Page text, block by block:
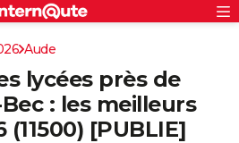
S'inscrire
Connexion
Aude
lycées près de
: les meilleurs
[PUBLIE]